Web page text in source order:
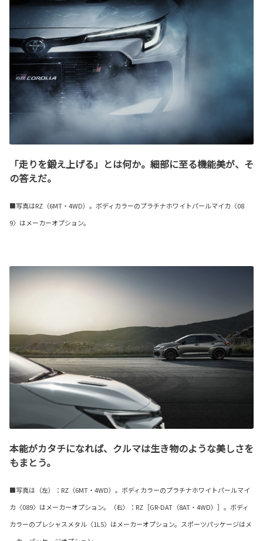
「走りを鍛え上げる」とは何か。細部に至る機能美が、そ
の答えだ。
■写真はRZ（6MT・4WD）。ボディカラーのプラチナホワイトパールマイカ〈08
9〉はメーカーオプション。
本能がカタチになれば、クルマは生き物のような美しさを
もまとう。
■写真は（左）：RZ（6MT・4WD）。ボディカラーのプラチナホワイトパールマイ
カ〈089〉はメーカーオプション。（右）：RZ［GR-DAT（8AT・4WD）］。ボディ
カラーのプレシャスメタル〈1L5〉はメーカーオプション。スポーツパッケージはメ